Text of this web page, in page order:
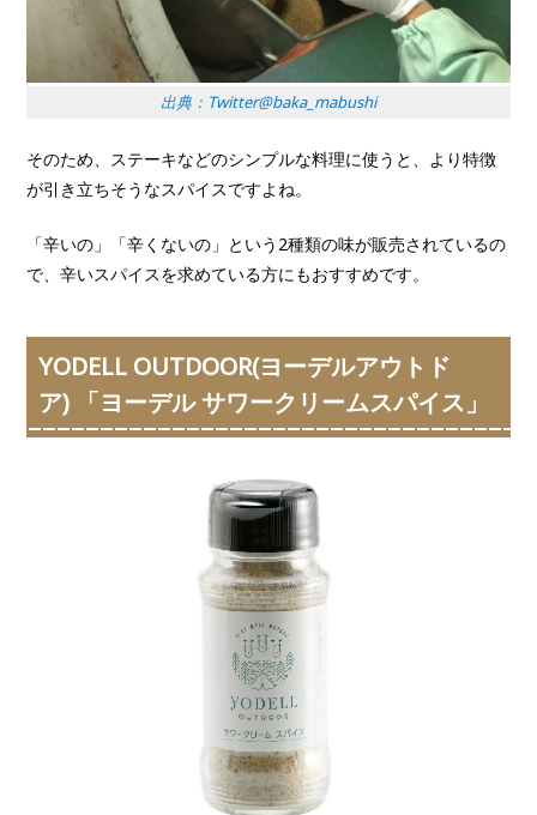
出典：Twitter@baka_mabushi
そのため、ステーキなどのシンプルな料理に使うと、より特徴
が引き立ちそうなスパイスですよね。
「辛いの」「辛くないの」という2種類の味が販売されているの
で、辛いスパイスを求めている方にもおすすめです。
YODELL OUTDOOR(ヨーデルアウトド
ア) 「ヨーデル サワークリームスパイス」